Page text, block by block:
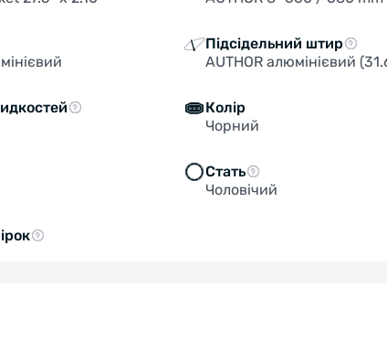
Підсідельний штир
AUTHOR алюмінієвий
Колір
Чорний
Стать
Чоловічий